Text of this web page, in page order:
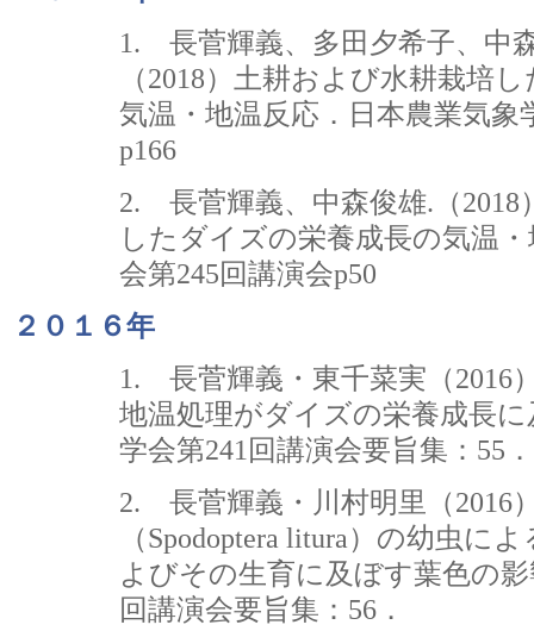
1. 長菅輝義、多田夕希子、中
（2018）土耕および水耕栽培
気温・地温反応．日本農業気象
p166
2. 長菅輝義、中森俊雄.（2018
したダイズの栄養成長の気温
会第245回講演会p50
２０１６年
1. 長菅輝義・東千菜実（2016
地温処理がダイズの栄養成長
学会第241回講演会要旨集：55．
2. 長菅輝義・川村明里（2016
（Spodoptera litura）の幼虫に
よびその生育に及ぼす葉色の
回講演会要旨集：56．